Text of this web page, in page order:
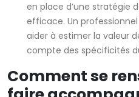
en place d’une stratégie
efficace. Un
aider à estimer la valeur
compte des spécificités
Comment se